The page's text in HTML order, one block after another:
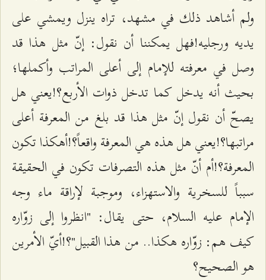
ولم أشاهد ذلك في مشهد، تراه ينزل ويمشي على
يديه ورجليه!فهل يمكننا أن نقول: إنّ مثل هذا قد
وصل في معرفته للإمام إلى أعلى المراتب وأكملها؛
بحيث أنه يدخل كما تدخل ذوات الأربع؟!يعني هل
يصحّ أن نقول إنّ مثل هذا قد بلغ من المعرفة أعلى
مراتبها؟!يعني هل هذه هي المعرفة واقعاً؟!أهكذا تكون
المعرفة؟!أم أنّ مثل هذه التصرفات تكون في الحقيقة
سبباً للسخرية والاستهزاء، وموجبة لإراقة ماء وجه
الإمام عليه السلام، حتى يقال: "انظروا إلى زوّاره
كيف هم: زوّاره هكذا.. من هذا القبيل"؟!أيّ الأمرين
هو الصحيح؟